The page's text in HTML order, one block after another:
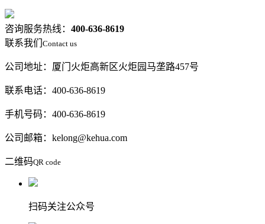
咨询服务热线： 400-636-8619
联系我们 Contact us
公司地址：厦门火炬高新区火炬园马垄路457号
联系电话：400-636-8619
手机号码：400-636-8619
公司邮箱：kelong@kehua.com
二维码QR code
扫码关注公众号